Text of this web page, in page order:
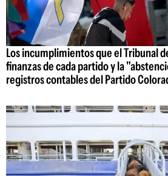
Los incumplimientos que el Tribunal
finanzas de cada partido y la
registros contables del Partido